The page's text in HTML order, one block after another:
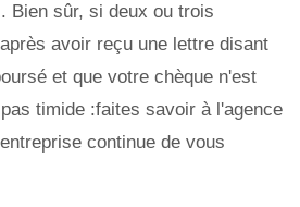
Bien sûr, si deux ou trois
avoir reçu une lettre disant
et que votre chèque n'est
timide :faites savoir à l'agence
continue de vous